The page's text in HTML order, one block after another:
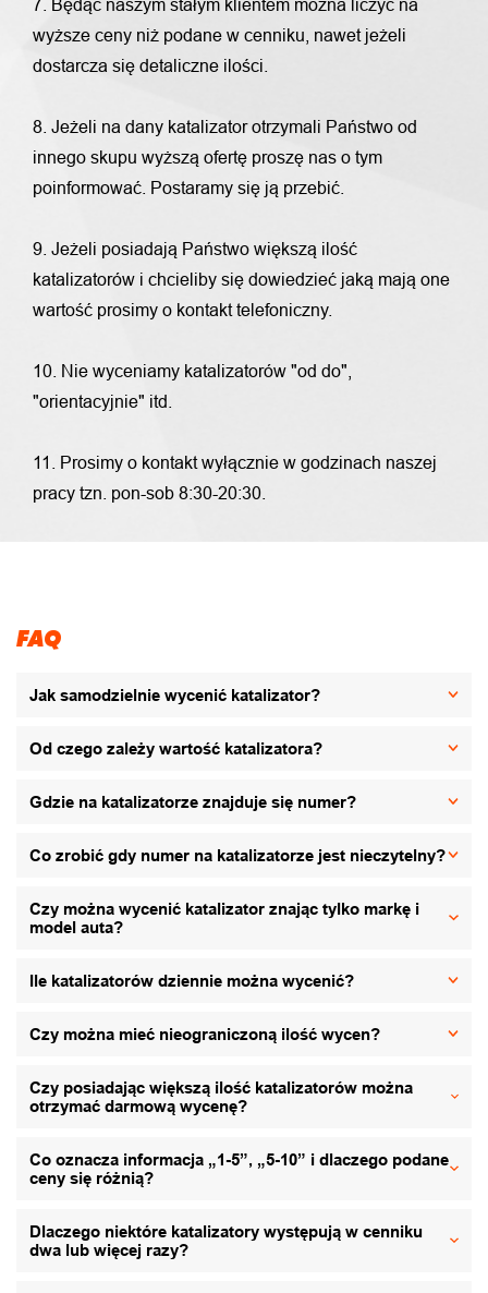
7. Będąc naszym stałym klientem można liczyć na
wyższe ceny niż podane w cenniku, nawet jeżeli
dostarcza się detaliczne ilości.
8. Jeżeli na dany katalizator otrzymali Państwo od
innego skupu wyższą ofertę proszę nas o tym
poinformować. Postaramy się ją przebić.
9. Jeżeli posiadają Państwo większą ilość
katalizatorów i chcieliby się dowiedzieć jaką mają one
wartość prosimy o kontakt telefoniczny.
10. Nie wyceniamy katalizatorów "od do",
"orientacyjnie" itd.
11. Prosimy o kontakt wyłącznie w godzinach naszej
pracy tzn. pon-sob 8:30-20:30.
FAQ
Jak samodzielnie wycenić katalizator?
Od czego zależy wartość katalizatora?
Gdzie na katalizatorze znajduje się numer?
Co zrobić gdy numer na katalizatorze jest nieczytelny?
Czy można wycenić katalizator znając tylko markę i
model auta?
Ile katalizatorów dziennie można wycenić?
Czy można mieć nieograniczoną ilość wycen?
Czy posiadając większą ilość katalizatorów można
otrzymać darmową wycenę?
Co oznacza informacja „1-5”, „5-10” i dlaczego podane
ceny się różnią?
Dlaczego niektóre katalizatory występują w cenniku
dwa lub więcej razy?